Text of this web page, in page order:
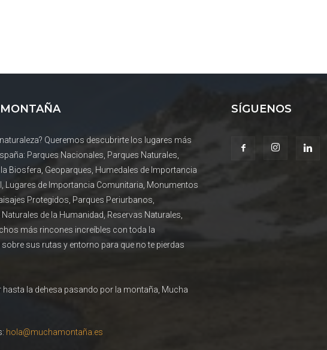
Queremos descubrirte los lugares más
Parques Nacionales, Parques Naturales,
Biosfera, Geoparques, Humedales de Importancia
Lugares de Importancia Comunitaria, Monumentos
Protegidos, Parques Periurbanos,
de la Humanidad, Reservas Naturales,
más rincones increíbles con toda la
sus rutas y entorno para que no te pierdas
hasta la dehesa pasando por la montaña, Mucha
hola@muchamontaña.es
SÍGUENOS